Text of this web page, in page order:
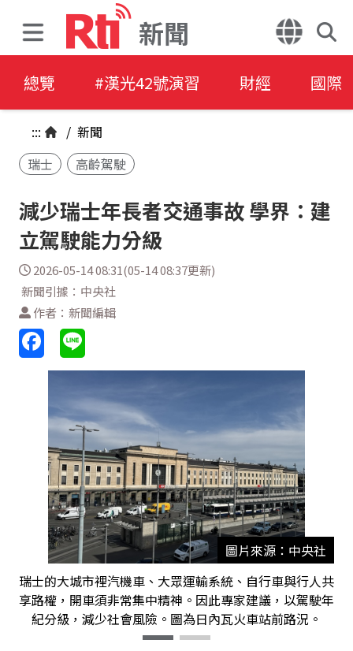
新聞
總覽 #漢光42號演習 財經 國際
::: / 新聞
瑞士
高齡駕駛
減少瑞士年長者交通事故 學界：建
立駕駛能力分級
2026-05-14 08:31(05-14 08:37更新)
新聞引據：中央社
作者：新聞編輯
圖片來源：中央社
瑞士的大城市裡汽機車、大眾運輸系統、自行車與行人共
享路權，開車須非常集中精神。因此專家建議，以駕駛年
紀分級，減少社會風險。圖為日內瓦火車站前路況。